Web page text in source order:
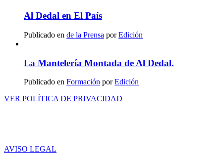
Al Dedal en El País
Publicado en de la Prensa porEdición
La Mantelería Montada de Al Dedal.
Publicado en Formación porEdición
VER POLÍTICA DE PRIVACIDAD
AVISO LEGAL